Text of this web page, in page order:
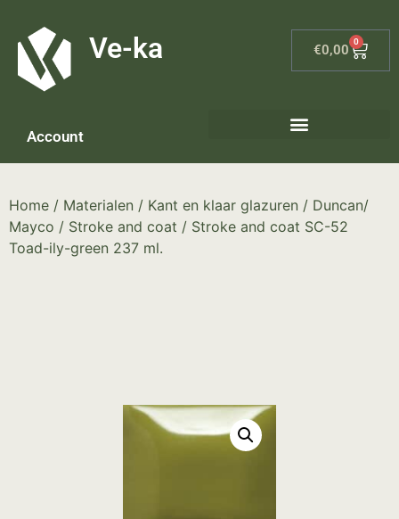
Ve-ka €0,00
0
Account
Home / Materialen / Kant en klaar glazuren / Duncan/
Mayco / Stroke and coat / Stroke and coat SC-52
Toad-ily-green 237 ml.